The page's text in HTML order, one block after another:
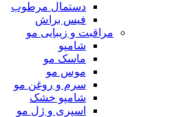
دستمال مرطوب
فیس براش
مراقبت و زیبایی مو
شامپو
ماسک مو
موس مو
سرم و روغن مو
شامپو خشک
اسپری و ژل مو